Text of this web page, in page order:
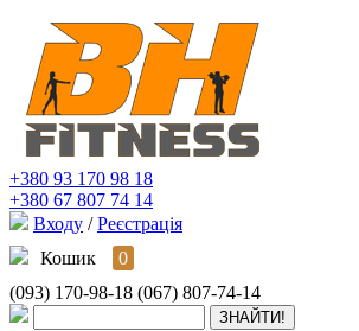
+380 93 170 98 18
+380 67 807 74 14
Входу / Реєстрація
Кошик
0
(093) 170-98-18 (067) 807-74-14